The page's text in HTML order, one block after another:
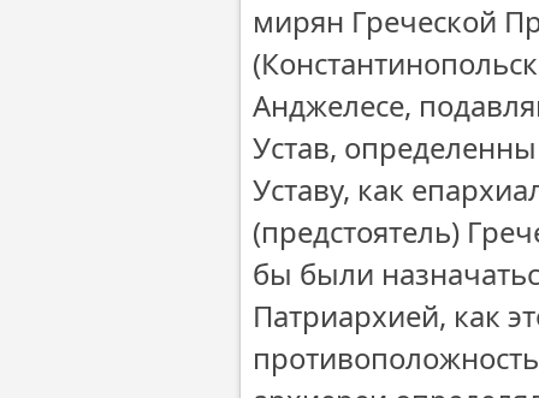
мирян Греческой
Анджелесе,
Устав,
Уставу, как
(предстоятель)
бы были
Патриархией, как